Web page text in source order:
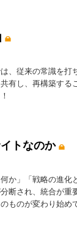
、従来の常識を打
有し、再構築する
トなのか
か」「戦略の進化
断され、統合が重
ものが変わり始め